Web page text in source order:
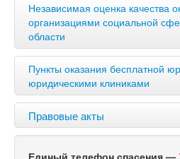
Независимая оценка качества
организациями социальной
области
Пункты оказания бесплатной
юридическими клиниками
Правовые акты